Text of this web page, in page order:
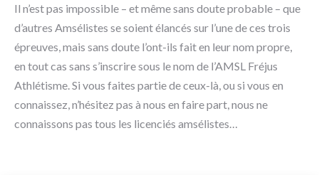
Il n’est pas impossible – et même sans doute probable – que
d’autres Amsélistes se soient élancés sur l’une de ces trois
épreuves, mais sans doute l’ont-ils fait en leur nom propre,
en tout cas sans s’inscrire sous le nom de l’AMSL Fréjus
Athlétisme. Si vous faites partie de ceux-là, ou si vous en
connaissez, n’hésitez pas à nous en faire part, nous ne
connaissons pas tous les licenciés amsélistes…